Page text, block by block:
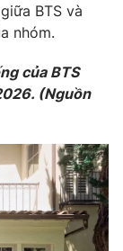
có sự chấp
phát hành lại
BTS và
nhóm.
của BTS
(Nguồn